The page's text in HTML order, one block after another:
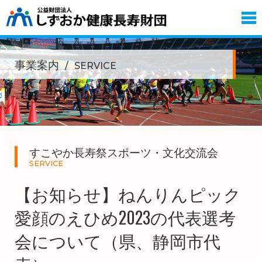
事業案内 SERVICE
すこやか長寿祭スポーツ・文化交流会
SERVICE
【お知らせ】ねんりんピック
愛顔のえひめ2023の代表選考
会について（県、静岡市代